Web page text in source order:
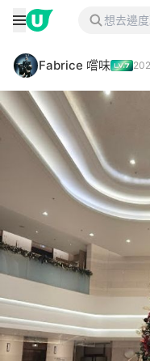
Fabrice 嚐味